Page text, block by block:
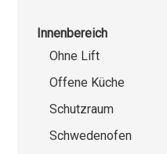
Innenbereich
Ohne Lift
Offene Küche
Schutzraum
Schwedenofen